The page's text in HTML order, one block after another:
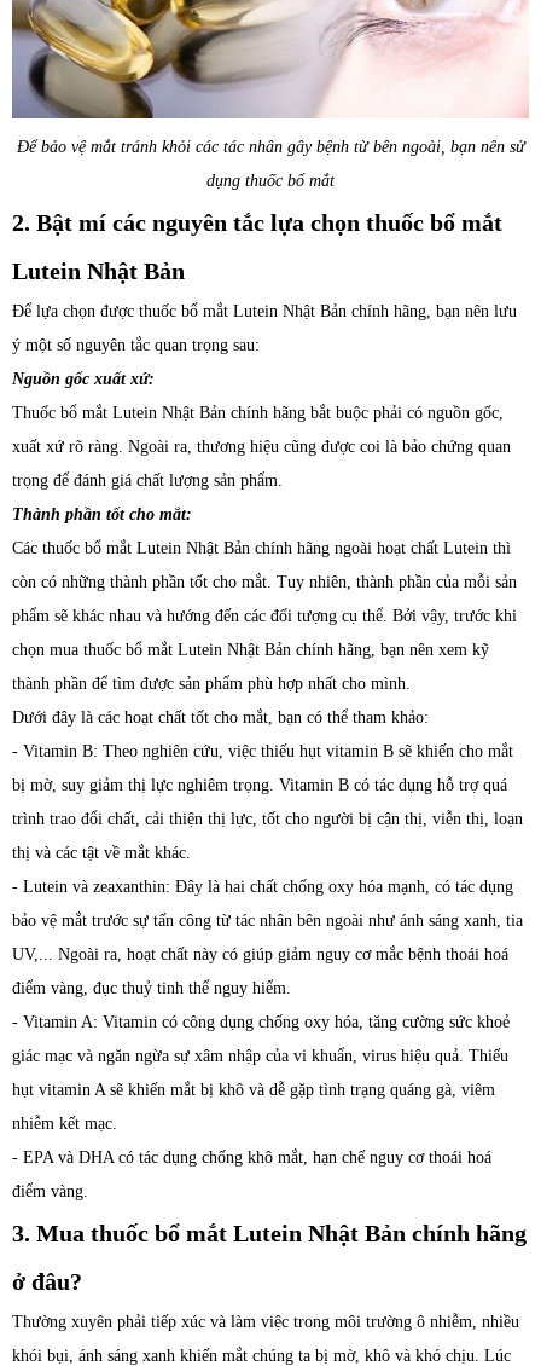
Để bảo vệ mắt tránh khỏi các tác nhân gây bệnh từ bên ngoài, bạn nên sử
dụng thuốc bổ mắt
2. Bật mí các nguyên tắc lựa chọn thuốc bổ mắt
Lutein Nhật Bản
Để lựa chọn được thuốc bổ mắt Lutein Nhật Bản chính hãng, bạn nên lưu
ý một số nguyên tắc quan trọng sau:
Nguồn gốc xuất xứ:
Thuốc bổ mắt Lutein Nhật Bản chính hãng bắt buộc phải có nguồn gốc,
xuất xứ rõ ràng. Ngoài ra, thương hiệu cũng được coi là bảo chứng quan
trọng để đánh giá chất lượng sản phẩm.
Thành phần tốt cho mắt:
Các thuốc bổ mắt Lutein Nhật Bản chính hãng ngoài hoạt chất Lutein thì
còn có những thành phần tốt cho mắt. Tuy nhiên, thành phần của mỗi sản
phẩm sẽ khác nhau và hướng đến các đối tượng cụ thể. Bởi vậy, trước khi
chọn mua thuốc bổ mắt Lutein Nhật Bản chính hãng, bạn nên xem kỹ
thành phần để tìm được sản phẩm phù hợp nhất cho mình.
Dưới đây là các hoạt chất tốt cho mắt, bạn có thể tham khảo:
- Vitamin B: Theo nghiên cứu, việc thiếu hụt vitamin B sẽ khiến cho mắt
bị mờ, suy giảm thị lực nghiêm trọng. Vitamin B có tác dụng hỗ trợ quá
trình trao đổi chất, cải thiện thị lực, tốt cho người bị cận thị, viễn thị, loạn
thị và các tật về mắt khác.
- Lutein và zeaxanthin: Đây là hai chất chống oxy hóa mạnh, có tác dụng
bảo vệ mắt trước sự tấn công từ tác nhân bên ngoài như ánh sáng xanh, tia
UV,... Ngoài ra, hoạt chất này có giúp giảm nguy cơ mắc bệnh thoái hoá
điểm vàng, đục thuỷ tinh thể nguy hiểm.
- Vitamin A: Vitamin có công dụng chống oxy hóa, tăng cường sức khoẻ
giác mạc và ngăn ngừa sự xâm nhập của vi khuẩn, virus hiệu quả. Thiếu
hụt vitamin A sẽ khiến mắt bị khô và dễ gặp tình trạng quáng gà, viêm
nhiễm kết mạc.
- EPA và DHA có tác dụng chống khô mắt, hạn chế nguy cơ thoái hoá
điểm vàng.
3. Mua thuốc bổ mắt Lutein Nhật Bản chính hãng
ở đâu?
Thường xuyên phải tiếp xúc và làm việc trong môi trường ô nhiễm, nhiều
khói bụi, ánh sáng xanh khiến mắt chúng ta bị mờ, khô và khó chịu. Lúc